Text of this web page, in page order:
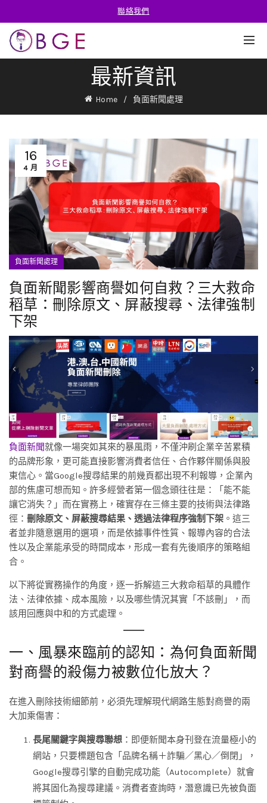
聯絡我們
最新資訊
Home 負面新聞處理
16
4 月
負面新聞處理
負面新聞影響商譽如何自救？三大救命
稻草：刪除原文、屏蔽搜尋、法律強制
下架
負面新聞就像一場突如其來的暴風雨，不僅沖刷企業辛苦累積
的品牌形象，更可能直接影響消費者信任、合作夥伴關係與股
東信心。當Google搜尋結果的前幾頁都出現不利報導，企業內
部的焦慮可想而知。許多經營者第一個念頭往往是：「能不能
讓它消失？」而在實務上，確實存在三條主要的技術與法律路
徑： 刪除原文、屏蔽搜尋結果、透過法律程序強制下架 。這三
者並非隨意選用的選項，而是依據事件性質、報導內容的合法
性以及企業能承受的時間成本，形成一套有先後順序的策略組
合。
以下將從實務操作的角度，逐一拆解這三大救命稻草的具體作
法、法律依據、成本風險，以及哪些情況其實「不該刪」，而
該用回應與中和的方式處理。
一、風暴來臨前的認知：為何負面新聞
對商譽的殺傷力被數位化放大？
在進入刪除技術細節前，必須先理解現代網路生態對商譽的兩
大加乘傷害：
長尾關鍵字與搜尋聯想 ：即便新聞本身刊登在流量極小的
網站，只要標題包含「品牌名稱＋詐騙／黑心／倒閉」，
Google搜尋引擎的自動完成功能（Autocomplete）就會
將其固化為搜尋建議。消費者查詢時，潛意識已先被負面